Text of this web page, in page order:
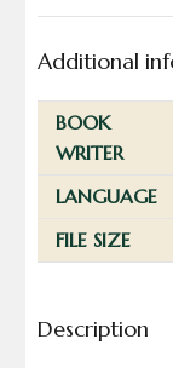
Additional
BOOK
WRITER
LANGUAGE
FILE SIZE
Description